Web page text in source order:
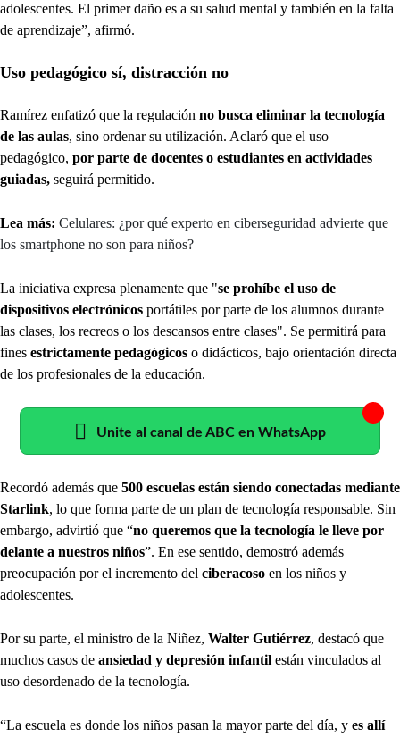
adolescentes. El primer daño es a su salud mental y también en la falta
de aprendizaje”, afirmó.
Uso pedagógico sí, distracción no
Ramírez enfatizó que la regulación no busca eliminar la tecnología
de las aulas, sino ordenar su utilización. Aclaró que el uso
pedagógico, por parte de docentes o estudiantes en actividades
guiadas, seguirá permitido.
Lea más: Celulares: ¿por qué experto en ciberseguridad advierte que
los smartphone no son para niños?
La iniciativa expresa plenamente que "se prohíbe el uso de
dispositivos electrónicos portátiles por parte de los alumnos durante
las clases, los recreos o los descansos entre clases". Se permitirá para
fines estrictamente pedagógicos o didácticos, bajo orientación directa
de los profesionales de la educación.
Unite al canal de ABC en WhatsApp
Recordó además que 500 escuelas están siendo conectadas mediante
Starlink, lo que forma parte de un plan de tecnología responsable. Sin
embargo, advirtió que “no queremos que la tecnología le lleve por
delante a nuestros niños”. En ese sentido, demostró además
preocupación por el incremento del ciberacoso en los niños y
adolescentes.
Por su parte, el ministro de la Niñez, Walter Gutiérrez, destacó que
muchos casos de ansiedad y depresión infantil están vinculados al
uso desordenado de la tecnología.
“La escuela es donde los niños pasan la mayor parte del día, y es allí